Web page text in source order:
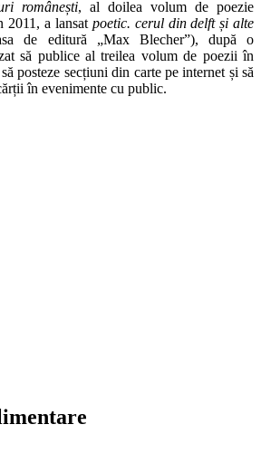
românești, al doilea volum de poezie
2011, a lansat poetic. cerul din delft și alte
de editură „Max Blecher”), după o
să publice al treilea volum de poezii în
posteze secțiuni din carte pe internet și să
în evenimente cu public.